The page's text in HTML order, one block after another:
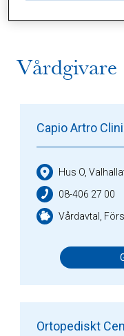
Vårdgivare
Capio Artro
Hus O,
08-406 27 00
Vårdavtal,
Ortopediskt